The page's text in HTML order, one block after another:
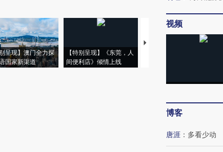
呈现】澳门全力探
国家新渠道
【特别呈现】《东莞，人
间便利店》倾情上线
【推广】走进第四届链博
视频
博客
唐涯 ： 多看少动